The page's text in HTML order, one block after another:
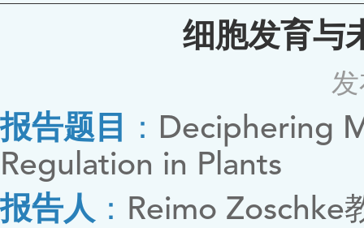
细胞发育与
报告题目 ： Deciphering
Regulation in Plants
报告人： Reimo